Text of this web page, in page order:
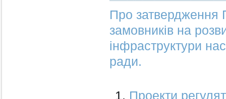
Про затвердження
замовників на
інфраструктури
ради.
Проекти